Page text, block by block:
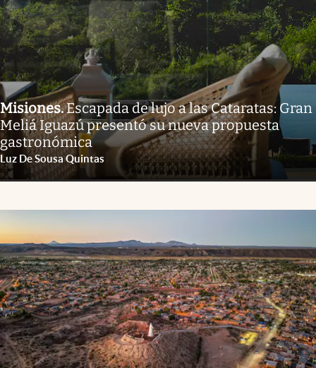
Misiones.Escapada de lujo a las Cataratas: Gran
Meliá Iguazú presentó su nueva propuesta
gastronómica
Luz De Sousa Quintas